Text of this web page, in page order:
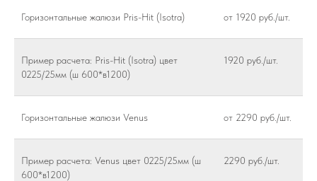
Горизонтальные жалюзи Pris-Hit (Isotra) от 1920 руб./шт.
Пример расчета: Pris-Hit (Isotra) цвет
0225/25мм (ш 600*в1200)
1920 руб./шт.
Горизонтальные жалюзи Venus от 2290 руб./шт.
Пример расчета: Venus цвет 0225/25мм (ш
600*в1200)
2290 руб./шт.